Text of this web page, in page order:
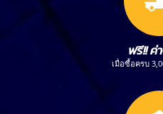
ฟรี!! ค่
เมื่อซื้อครบ